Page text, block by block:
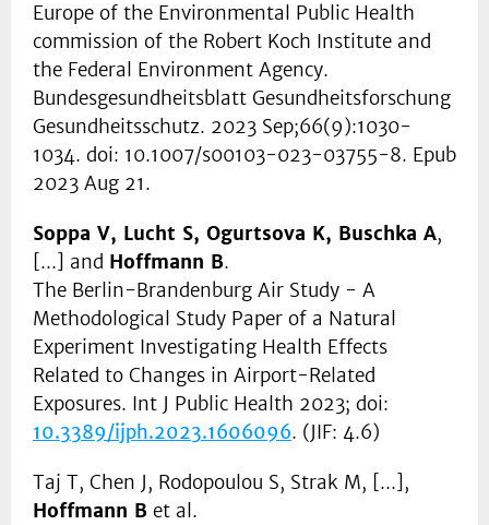
Europe of the Environmental Public Health
commission of the Robert Koch Institute and
the Federal Environment Agency.
Bundesgesundheitsblatt Gesundheitsforschung
Gesundheitsschutz. 2023 Sep;66(9):1030-
1034. doi: 10.1007/s00103-023-03755-8. Epub
2023 Aug 21.
Soppa V, Lucht S, Ogurtsova K, Buschka A,
[...] and Hoffmann B.
The Berlin-Brandenburg Air Study - A
Methodological Study Paper of a Natural
Experiment Investigating Health Effects
Related to Changes in Airport-Related
Exposures. Int J Public Health 2023; doi:
10.3389/ijph.2023.1606096. (JIF: 4.6)
Taj T, Chen J, Rodopoulou S, Strak M, [...],
Hoffmann B et al.